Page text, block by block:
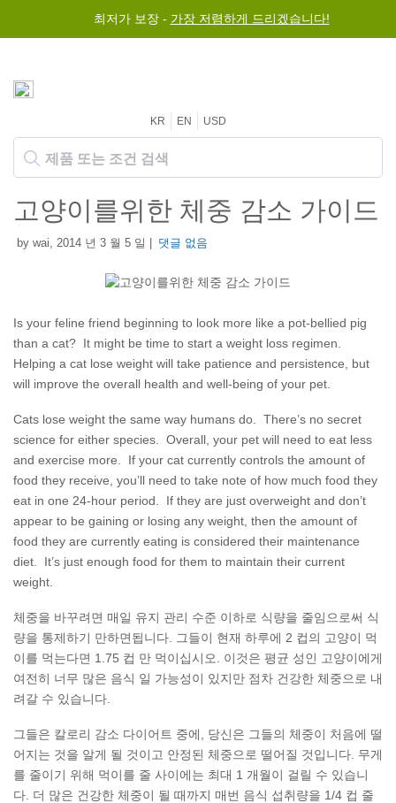
최저가 보장 - 가장 저렴하게 드리겠습니다!
KR EN USD
고양이를위한 체중 감소 가이드
by wai, 2014 년 3 월 5 일 | 댓글 없음
Is your feline friend beginning to look more like a pot-bellied pig
than a cat? It might be time to start a weight loss regimen.
Helping a cat lose weight will take patience and persistence, but
will improve the overall health and well-being of your pet.
Cats lose weight the same way humans do. There’s no secret
science for either species. Overall, your pet will need to eat less
and exercise more. If your cat currently controls the amount of
food they receive, you’ll need to take note of how much food they
eat in one 24-hour period. If they are just overweight and don’t
appear to be gaining or losing any weight, then the amount of
food they are currently eating is considered their maintenance
diet. It’s just enough food for them to maintain their current
weight.
체중을 바꾸려면 매일 유지 관리 수준 이하로 식량을 줄임으로써 식
량을 통제하기 만하면됩니다. 그들이 현재 하루에 2 컵의 고양이 먹
이를 먹는다면 1.75 컵 만 먹이십시오. 이것은 평균 성인 고양이에게
여전히 너무 많은 음식 일 가능성이 있지만 점차 건강한 체중으로 내
려갈 수 있습니다.
그들은 칼로리 감소 다이어트 중에, 당신은 그들의 체중이 처음에 떨
어지는 것을 알게 될 것이고 안정된 체중으로 떨어질 것입니다. 무게
를 줄이기 위해 먹이를 줄 사이에는 최대 1 개월이 걸릴 수 있습니
다. 더 많은 건강한 체중이 될 때까지 매번 음식 섭취량을 1/4 컵 줄